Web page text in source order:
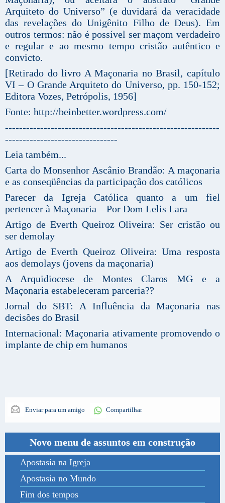
Arquiteto do Universo” (e duvidará da veracidade
das revelações do Unigênito Filho de Deus). Em
outros termos: não é possível ser maçom verdadeiro
e regular e ao mesmo tempo cristão autêntico e
convicto.
[Retirado do livro A Maçonaria no Brasil, capítulo
VI – O Grande Arquiteto do Universo, pp. 150-152;
Editora Vozes, Petrópolis, 1956]
Fonte: http://beinbetter.wordpress.com/
-------------------------------------------------------------
--------------------------------
Leia também...
Carta do Monsenhor Ascânio Brandão: A maçonaria
e as conseqüências da participação dos católicos
Parecer da Igreja Católica quanto a um fiel
pertencer à Maçonaria – Por Dom Lelis Lara
Artigo de Everth Queiroz Oliveira: Ser cristão ou
ser demolay
Artigo de Everth Queiroz Oliveira: Uma resposta
aos demolays (jovens da maçonaria)
A Arquidiocese de Montes Claros MG e a
Maçonaria estabeleceram parceria??
Jornal do SBT: A Influência da Maçonaria nas
decisões do Brasil
Internacional: Maçonaria ativamente promovendo o
implante de chip em humanos
Enviar para um amigo Compartilhar
Novo menu de assuntos em construção
Apostasia na Igreja
Apostasia no Mundo
Fim dos tempos